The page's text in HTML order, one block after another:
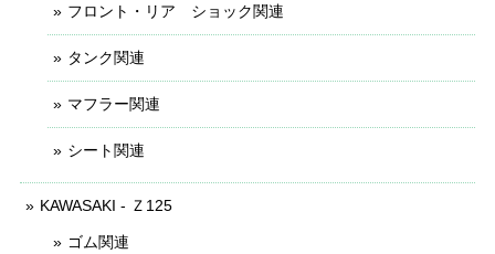
フロント・リア ショック関連
タンク関連
マフラー関連
シート関連
KAWASAKI - Ｚ125
ゴム関連